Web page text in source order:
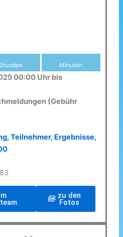
Stunden Minuten
00:00 Uhr bis
(Gebühr
Teilnehmer, Ergebnisse,
zu den
Fotos